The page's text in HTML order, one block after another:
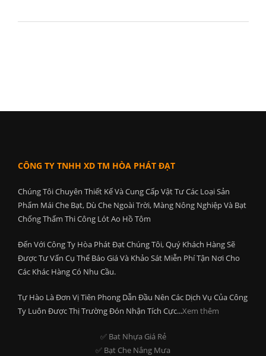
CÔNG TY TNHH XD TM HÒA PHÁT ĐẠT
Chúng Tôi Chuyên Thiết Kế Và Cung Cấp Vật Tư Các Loại Sản
Phẩm Mái Che Bạt, Dù Che Ngoài Trời, Màng Nông Nghiệp Và Bạt
Chống Thấm Thi Công Lót Ao Hồ Tôm
Đến Với Công Ty Hòa Phát Đạt Chúng Tôi, Quý Khách Hàng Sẽ
Được Tư Vấn Cụ Thể Báo Giá Và Khảo Sát Miễn Phí Tận Nơi Cho
Các Khác Hàng Có Nhu Cầu.
Tự Hào Là Đơn Vị Tiên Phong Dẫn Đầu Nên Các Dịch Vụ Của Công
Ty Luôn Được Thị Trường Đón Nhận Tích Cực...Xem thêm
✅ Bat Nhựa Giá Rẻ
✅ Bạt Che Nắng Mưa